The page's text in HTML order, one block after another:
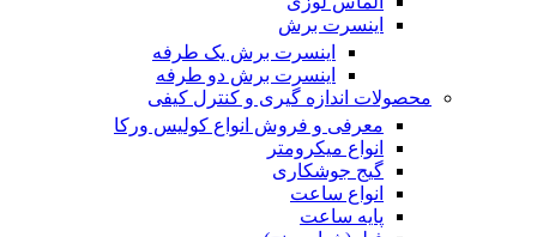
اینسرت برش
اینسرت برش یک طرفه
اینسرت برش دو طرفه
محصولات اندازه گیری و کنترل کیفی
معرفی و فروش انواع کولیس ورکا
انواع میکرومتر
گیج جوشکاری
انواع ساعت
پایه ساعت